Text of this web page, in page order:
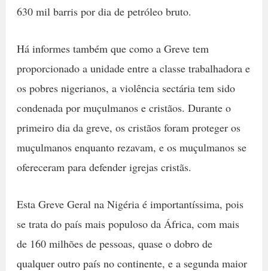
630 mil barris por dia de petróleo bruto.
Há informes também que como a Greve tem
proporcionado a unidade entre a classe trabalhadora e
os pobres nigerianos, a violência sectária tem sido
condenada por muçulmanos e cristãos. Durante o
primeiro dia da greve, os cristãos foram proteger os
muçulmanos enquanto rezavam, e os muçulmanos se
ofereceram para defender igrejas cristãs.
Esta Greve Geral na Nigéria é importantíssima, pois
se trata do país mais populoso da África, com mais
de 160 milhões de pessoas, quase o dobro de
qualquer outro país no continente, e a segunda maior